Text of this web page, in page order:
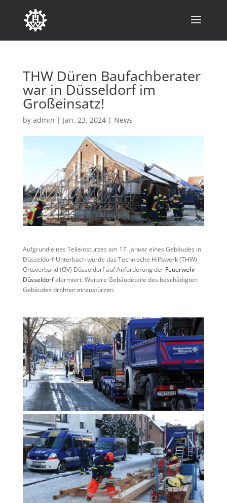
THW Düren Baufachberater
war in Düsseldorf im
Großeinsatz!
by admin | Jan. 23, 2024| News
Aufgrund eines Teileinsturzes am 17. Januar eines Gebäudes in
Düsseldorf-Unterbach wurde das Technische Hilfswerk (THW)
Ortsverband (OV) Düsseldorf auf Anforderung der Feuerwehr
Düsseldorfalarmiert. Weitere Gebäudeteile des beschädigten
Gebäudes drohten einzustürzen.